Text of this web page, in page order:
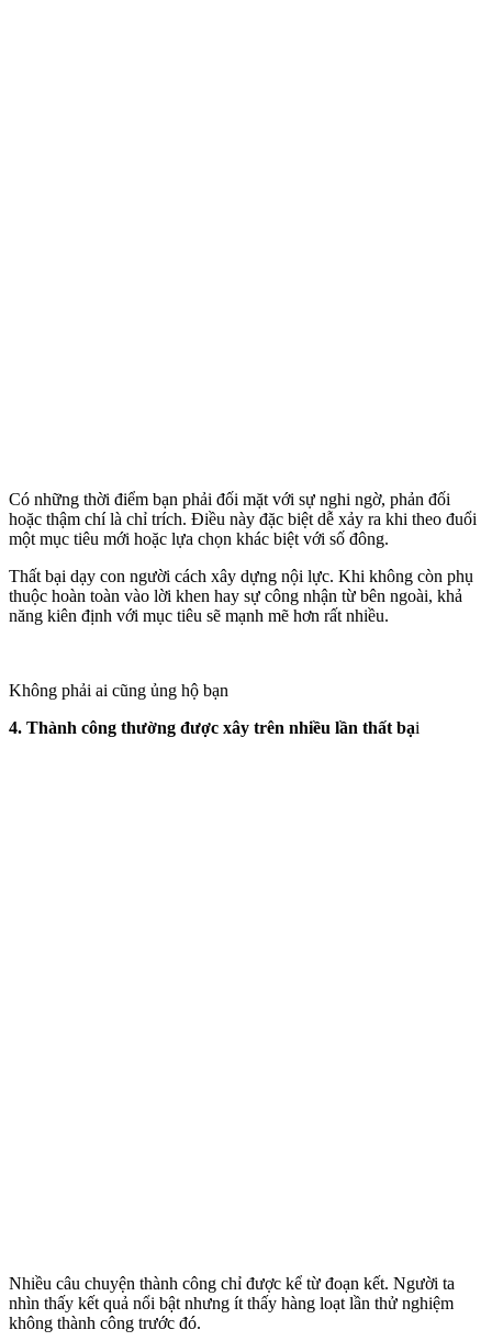
Có những thời điểm bạn phải đối mặt với sự nghi ngờ, phản đối
hoặc thậm chí là chỉ trích. Điều này đặc biệt dễ xảy ra khi theo đuổi
một mục tiêu mới hoặc lựa chọn khác biệt với số đông.
Thất bại dạy con người cách xây dựng nội lực. Khi không còn phụ
thuộc hoàn toàn vào lời khen hay sự công nhận từ bên ngoài, khả
năng kiên định với mục tiêu sẽ mạnh mẽ hơn rất nhiều.
Không phải ai cũng ủng hộ bạn
4. Thành công thường được xây trên nhiều lần thất bại
Nhiều câu chuyện thành công chỉ được kể từ đoạn kết. Người ta
nhìn thấy kết quả nổi bật nhưng ít thấy hàng loạt lần thử nghiệm
không thành công trước đó.